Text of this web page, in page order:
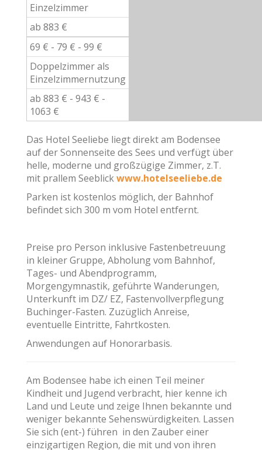
Einzelzimmer
ab 883 €
69 € - 79 € - 99 €
Doppelzimmer als
Einzelzimmernutzung
ab 883 € - 943 € -
1063 €
Das Hotel Seeliebe liegt direkt am Bodensee
auf der Sonnenseite des Sees und verfügt über
helle, moderne und großzügige Zimmer, z.T.
mit prallem Seeblickwww.hotelseeliebe.de
Parken ist kostenlos möglich, der Bahnhof
befindet sich 300 m vom Hotel entfernt.
Preise pro Person inklusive Fastenbetreuung
in kleiner Gruppe, Abholung vom Bahnhof,
Tages- und Abendprogramm,
Morgengymnastik, geführte Wanderungen,
Unterkunft im DZ/ EZ, Fastenvollverpflegung
Buchinger-Fasten. Zuzüglich Anreise,
eventuelle Eintritte, Fahrtkosten.
Anwendungen auf Honorarbasis.
Am Bodensee habe ich einen Teil meiner
Kindheit und Jugend verbracht, hier kenne ich
Land und Leute und zeige Ihnen bekannte und
weniger bekannte Sehenswürdigkeiten. Lassen
Sie sich (ent-) führen in den Zauber einer
einzigartigen Region, die mit und von ihren